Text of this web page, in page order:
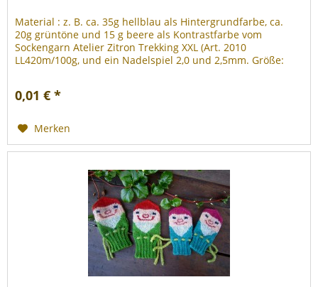
Material : z. B. ca. 35g hellblau als Hintergrundfarbe, ca.
20g grüntöne und 15 g beere als Kontrastfarbe vom
Sockengarn Atelier Zitron Trekking XXL (Art. 2010
LL420m/100g, und ein Nadelspiel 2,0 und 2,5mm. Größe:
0,01 € *
Merken